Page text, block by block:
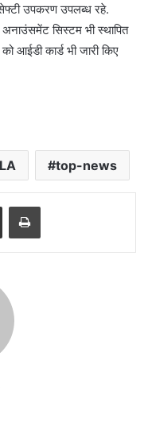
उपकरण उपलब्ध रहे.
सिस्टम भी स्थापित
आईडी कार्ड भी जारी किए
top-news
Share via Email Print